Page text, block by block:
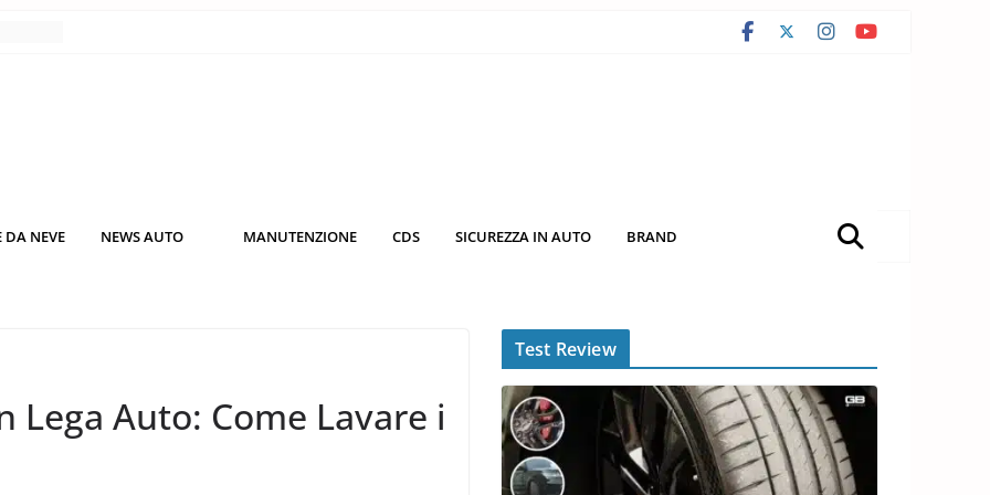
DA NEVE NEWS AUTO MANUTENZIONE CDS SICUREZZA IN AUTO BRAND
Lega Auto: Come Lavare i
Test Review